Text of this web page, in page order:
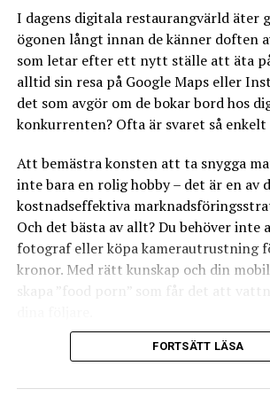
restaurang. När du väl bokat in en
lokalt band som gärna vill synas och få
upp till dig som restaurangägare att
konserten. Om din restaurang är
många passerar kan det vara smart att
utanför restaurangen en stund när det
folk på stadens gator. Bandet väcker
nyfikenhet och kan även bidra till att
gäster som uppskattar
att anlita ett band som är på väg upp
spelningar, är att de förmodligen
antalet gäster eftersom deras vänner
säkerligen vill komma och titta på när
barnteater eller liknande. Om
huvudsak är barnfamiljer så kan det
att leverera mervärde och locka fler
I dagens digitala restaurangvärld äter
ögonen långt innan de känner doften
som letar efter ett nytt ställe att äta
alltid sin resa på Google Maps eller
det som avgör om de bokar bord hos
konkurrenten? Ofta är svaret så enkelt
Att bemästra konsten att ta snygga
inte bara en rolig hobby – det är en av
kostnadseffektiva
Och det bästa av allt? Du behöver inte
fotograf eller köpa kamerautrustning
kronor. Med rätt kunskap och din
skapa ”food porn” som får det att
Här går vi igenom allt du behöver veta
FORTSÄTT LÄSA